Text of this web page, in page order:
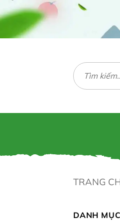
qua
Tìm
kiếm:
TRANG
DANH